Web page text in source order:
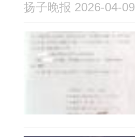
扬子晚报 2026-04-09